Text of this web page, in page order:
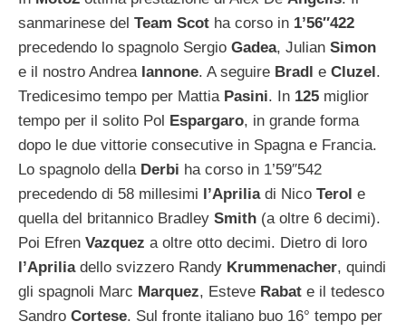
sanmarinese del Team Scot ha corso in 1’56″422
precedendo lo spagnolo Sergio Gadea, Julian Simon
e il nostro Andrea Iannone. A seguire Bradl e Cluzel.
Tredicesimo tempo per Mattia Pasini. In 125 miglior
tempo per il solito Pol Espargaro, in grande forma
dopo le due vittorie consecutive in Spagna e Francia.
Lo spagnolo della Derbi ha corso in 1’59″542
precedendo di 58 millesimi l’Apriliadi Nico Terol e
quella del britannico Bradley Smith (a oltre 6 decimi).
Poi Efren Vazquez a oltre otto decimi. Dietro di loro
l’Apriliadello svizzero Randy Krummenacher, quindi
gli spagnoli Marc Marquez, Esteve Rabat e il tedesco
Sandro Cortese. Sul fronte italiano buo 16° tempo per